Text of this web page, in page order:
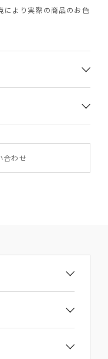
により実際の商品のお色
合わせ